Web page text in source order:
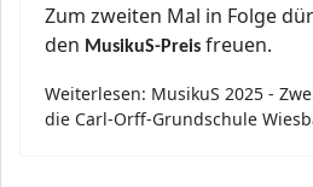
Zum zweiten Mal in Folge
den MusikuS-Preis freuen.
Weiterlesen: MusikuS 2025 -
die Carl-Orff-Grundschule